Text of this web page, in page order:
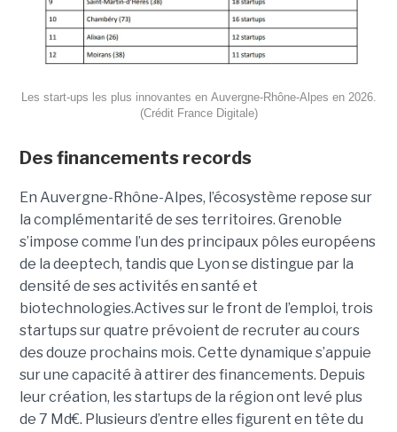
Les start-ups les plus innovantes en Auvergne-Rhône-Alpes en 2026.
(Crédit France Digitale)
Des financements records
En Auvergne-Rhône-Alpes, l’écosystème repose sur
la complémentarité de ses territoires. Grenoble
s’impose comme l’un des principaux pôles européens
de la deeptech, tandis que Lyon se distingue par la
densité de ses activités en santé et
biotechnologies.Actives sur le front de l’emploi, trois
startups sur quatre prévoient de recruter au cours
des douze prochains mois. Cette dynamique s’appuie
sur une capacité à attirer des financements. Depuis
leur création, les startups de la région ont levé plus
de 7 Md€. Plusieurs d’entre elles figurent en tête du